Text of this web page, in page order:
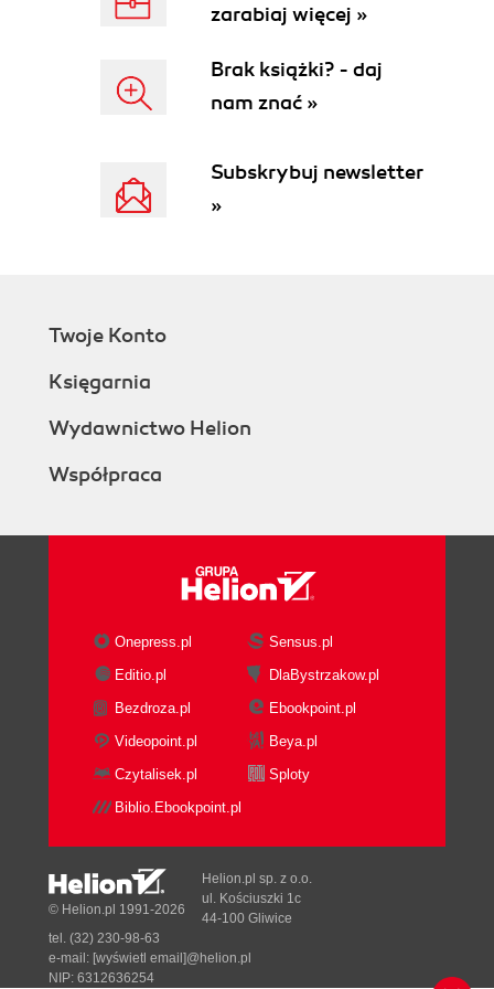
Defining Modularity
Cohesion
Coupling
Connascence
Static connascence
Architectural Characteristics and System
Operational Architectural Characteristics
Cloud Characteristics
5. Identifying Architectural Characteristics
Extracting Architectural Characteristics from
Domain Concerns
Composite Architectural Characteristics
Extracting Architectural Characteristics
Working with Katas
Kata: Silicon Sandwiches
Explicit Characteristics
Limiting and Prioritizing Architectural
Characteristics
6. Measuring and Governing Architecture
Characteristics
Measuring Architecture Characteristics
Operational Measures
Structural Measures
zarabiaj więcej »
Brak książki? - daj
nam znać »
Subskrybuj newsletter
»
Twoje Konto
Księgarnia
Wydawnictwo Helion
Współpraca
Onepress.pl
Sensus.pl
Editio.pl
DlaBystrzakow.pl
Bezdroza.pl
Ebookpoint.pl
Videopoint.pl
Beya.pl
Czytalisek.pl
Sploty
Biblio.Ebookpoint.pl
© Helion.pl 1991-2026
Helion.pl sp. z o.o.
ul. Kościuszki 1c
44-100 Gliwice
tel. (32) 230-98-63
e-mail: [wyświetl email]@helion.pl
NIP: 6312636254